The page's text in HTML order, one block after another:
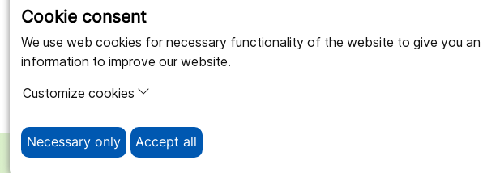
Cookie consent
We use web cookies for necessary functionality of the website to give you
information to improve our website.
Customize cookies
Necessary only Accept all